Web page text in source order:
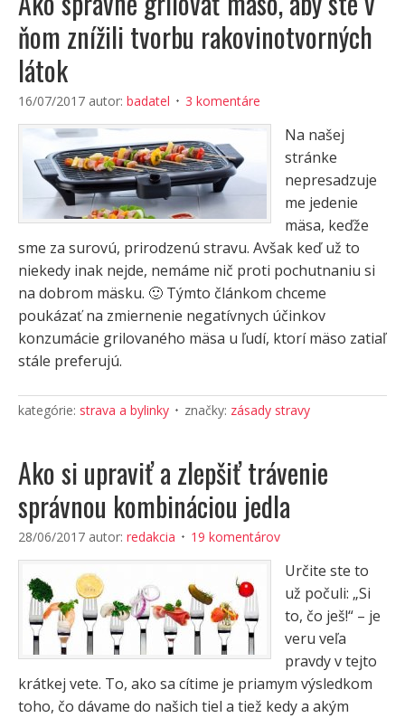
ňom znížili tvorbu rakovinotvorných
látok
16/07/2017 autor: badatel 3 komentáre
Na našej
stránke
nepresadzuje
me jedenie
mäsa, keďže
sme za surovú, prirodzenú stravu. Avšak keď už to
niekedy inak nejde, nemáme nič proti pochutnaniu si
na dobrom mäsku. 🙂 Týmto článkom chceme
poukázať na zmiernenie negatívnych účinkov
konzumácie grilovaného mäsa u ľudí, ktorí mäso zatiaľ
stále preferujú.
kategórie: strava a bylinky značky: zásady stravy
Ako si upraviť a zlepšiť trávenie
správnou kombináciou jedla
28/06/2017 autor: redakcia 19 komentárov
Určite ste to
už počuli: „Si
to, čo ješ!“ – je
veru veľa
pravdy v tejto
krátkej vete. To, ako sa cítime je priamym výsledkom
toho, čo dávame do našich tiel a tiež kedy a akým